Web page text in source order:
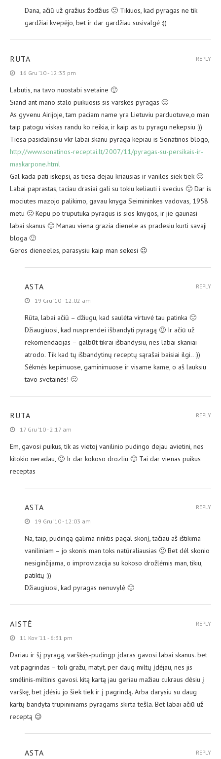
Dana, ačiū už gražius žodžius 🙂 Tikiuos, kad pyragas ne tik
gardžiai kvepėjo, bet ir dar gardžiau susivalgė :))
RUTA
16 Gru ’10 - 12:33 pm
Labutis, na tavo nuostabi svetaine 🙂
Siand ant mano stalo puikuosis sis varskes pyragas 🙂
As gyvenu Airijoje, tam paciam name yra Lietuviu parduotuve,o man
taip patogu viskas randu ko reikia, ir kaip as tu pyragu nekepsiu :))
Tiesa pasidalinsiu vkr labai skanu pyraga kepiau is Sonatinos blogo,
http://www.sonatinos-receptai.lt/2007/11/pyragas-su-persikais-ir-
maskarpone.html
Gal kada pati iskepsi, as tiesa dejau kriausias ir vaniles siek tiek 🙂
Labai paprastas, taciau drasiai gali su tokiu keliauti i svecius 🙂 Dar is
mociutes mazojo palikimo, gavau knyga Seimininkes vadovas, 1958
metu 🙂 Kepu po truputuka pyragus is sios knygos, ir jie gaunasi
labai skanus 🙂 Manau viena grazia dienele as pradesiu kurti savaji
bloga 🙂
Geros dieneeles, parasysiu kaip man sekesi 😉
REPLY
ASTA
19 Gru ’10 - 12:02 am
Rūta, labai ačiū – džiugu, kad saulėta virtuvė tau patinka 🙂
Džiaugiuosi, kad nusprendei išbandyti pyragą 🙂 Ir ačiū už
rekomendacijas – galbūt tikrai išbandysiu, nes labai skaniai
atrodo. Tik kad tų išbandytinų receptų sąrašai baisiai ilgi.. :))
Sėkmės kepimuose, gaminimuose ir visame kame, o aš lauksiu
tavo svetainės! 🙂
REPLY
RUTA
17 Gru ’10 - 2:17 am
Em, gavosi puikus, tik as vietoj vanilinio pudingo dejau avietini, nes
kitokio neradau, 🙂 Ir dar kokoso drozliu 🙂 Tai dar vienas puikus
receptas
REPLY
ASTA
19 Gru ’10 - 12:03 am
Na, taip, pudingą galima rinktis pagal skonį, tačiau aš ištikima
vaniliniam – jo skonis man toks natūraliausias 🙂 Bet dėl skonio
nesiginčijama, o improvizacija su kokoso drožlėmis man, tikiu,
patiktų :))
Džiaugiuosi, kad pyragas nenuvylė 🙂
REPLY
AISTĖ
11 Kov ’11 - 6:31 pm
Dariau ir šį pyragą, varškės-pudingp įdaras gavosi labai skanus. bet
vat pagrindas – toli gražu, matyt, per daug miltų įdėjau, nes jis
smėlinis-miltinis gavosi. kitą kartą jau geriau mažiau cukraus dėsiu į
varškę, bet įdėsiu jo šiek tiek ir į pagrindą. Arba darysiu su daug
kartų bandyta trupininiams pyragams skirta tešla. Bet labai ačiū už
receptą 😉
REPLY
ASTA REPLY